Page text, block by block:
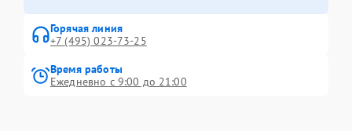
Горячая линия
+7 (495) 023-73-25
Время работы
Ежедневно с 9:00 до 21:00